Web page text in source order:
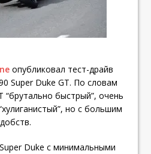
опубликовал тест-драйв
Super Duke GT. По словам
“брутально быстрый”, очень
но с большим
Duke с минимальными